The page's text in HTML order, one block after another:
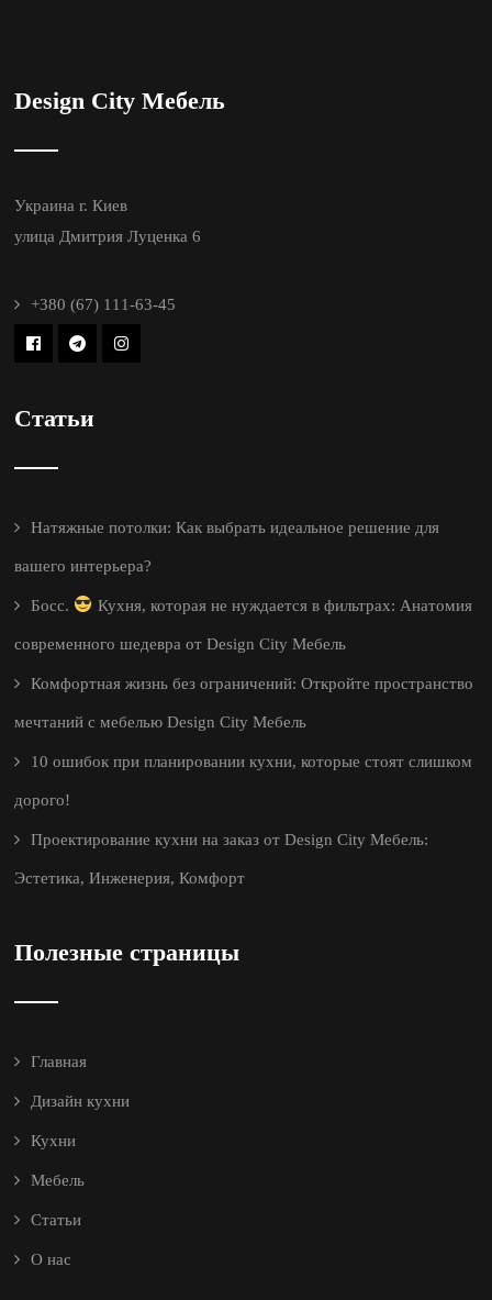
Design City Мебель
Украина г. Киев
улица Дмитрия Луценка 6
+380 (67) 111-63-45
Статьи
Натяжные потолки: Как выбрать идеальное решение для
вашего интерьера?
Босс. Кухня, которая не нуждается в фильтрах: Анатомия
современного шедевра от Design City Мебель
Комфортная жизнь без ограничений: Откройте пространство
мечтаний с мебелью Design City Мебель
10 ошибок при планировании кухни, которые стоят слишком
дорого!
Проектирование кухни на заказ от Design City Мебель:
Эстетика, Инженерия, Комфорт
Полезные страницы
Главная
Дизайн кухни
Кухни
Мебель
Статьи
О нас